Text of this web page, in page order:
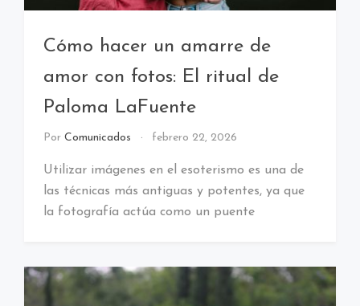
Cómo hacer un amarre de
amor con fotos: El ritual de
Paloma LaFuente
Por Comunicados febrero 22, 2026
Utilizar imágenes en el esoterismo es una de
las técnicas más antiguas y potentes, ya que
la fotografía actúa como un puente